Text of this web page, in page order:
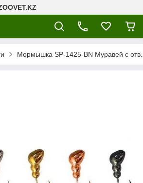
Мормышка SP-1425-BN Mуравей с